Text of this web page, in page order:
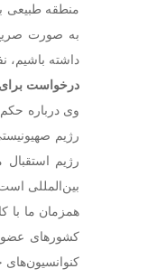
منطقه طبیعی
به صورت صریح
داشته باشیم،
درخواست برای
وی درباره
رژیم
رژیم
بین‌المللی
همزمان ما با
کشورهای عضو
کنوانسیون‌های